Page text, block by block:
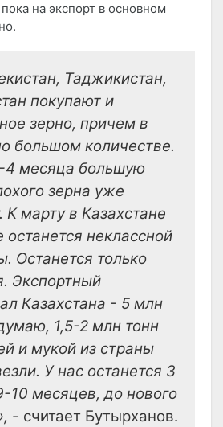
на экспорт в основном
Таджикистан,
покупают и
зерно, причем в
большом количестве.
4 месяца большую
зерна уже
К марту в Казахстане
останется неклассной
Останется только
Экспортный
Казахстана - 5 млн
1,5-2 млн тонн
и мукой из страны
У нас останется 3
10 месяцев, до нового
- считает Бутырханов.